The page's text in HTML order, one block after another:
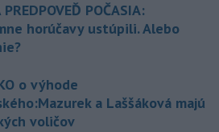
PREDPOVEĎ POČASIA:
horúčavy ustúpili. Alebo
o výhode
a Laššáková majú
voličov